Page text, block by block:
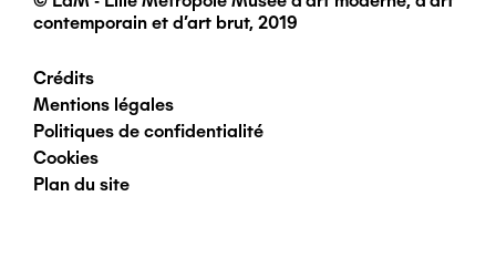
contemporain et d'art brut, 2019
Pied
de
page
Crédits
Mentions légales
Politiques de confidentialité
Cookies
Plan du site